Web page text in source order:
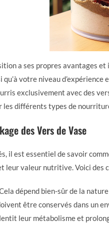
a ses propres avantages
qu’à votre niveau
exclusivement avec des
les différents types de
des Vers de Vase
il est essentiel de savoir
leur valeur nutritive. Voici des
dépend bien-sûr de la
être conservés dans un
leur métabolisme et